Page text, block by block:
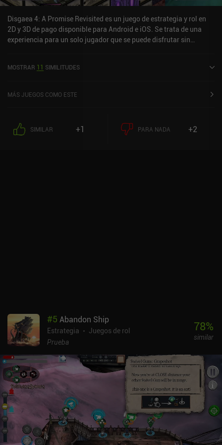
Disgaea 4: A Promise Revisited es un juego de estrategia y rol en
2D y 3D de pago disponible para Android e iOS. Se trata de una
experiencia para un solo jugador que se puede disfrutar sin
Revisited se lanzó en octubre de 2022 y tiene actualmente una
App Store de iOS.
MOSTRAR 11 SIMILITUDES
MÁS JUEGOS COMO ESTE
SIMILAR +1 PARA NADA +2
#5 Abandon Ship
Estrategia
Juegos de rol
Prueba
78%
similar